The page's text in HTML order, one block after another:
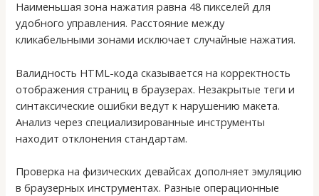
Наименьшая зона нажатия равна 48 пикселей для
удобного управления. Расстояние между
кликабельными зонами исключает случайные нажатия.
Валидность HTML-кода сказывается на корректность
отображения страниц в браузерах. Незакрытые теги и
синтаксические ошибки ведут к нарушению макета.
Анализ через специализированные инструменты
находит отклонения стандартам.
Проверка на физических девайсах дополняет эмуляцию
в браузерных инструментах. Разные операционные